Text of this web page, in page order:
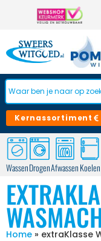
Kernassortiment
WassenDrogenAfwassenKoelen
Home » extraKlasse